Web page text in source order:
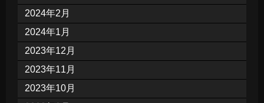
2024年2月
2024年1月
2023年12月
2023年11月
2023年10月